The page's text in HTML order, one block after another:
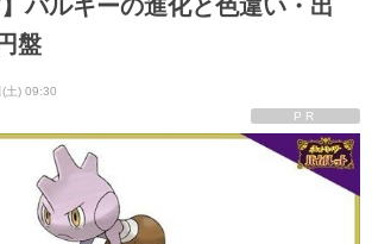
】バルキーの進化と色違い・出
盤
土) 09:30
PR